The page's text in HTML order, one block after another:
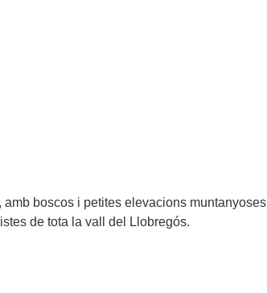
boscos i petites elevacions muntanyoses
de tota la vall del Llobregós.